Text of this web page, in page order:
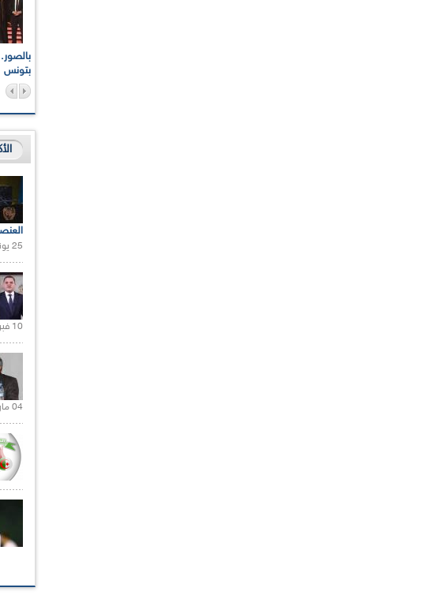
بتونس
25 يونيو 2021 |
10 فبراير 2021 |
04 مارس 2020 |